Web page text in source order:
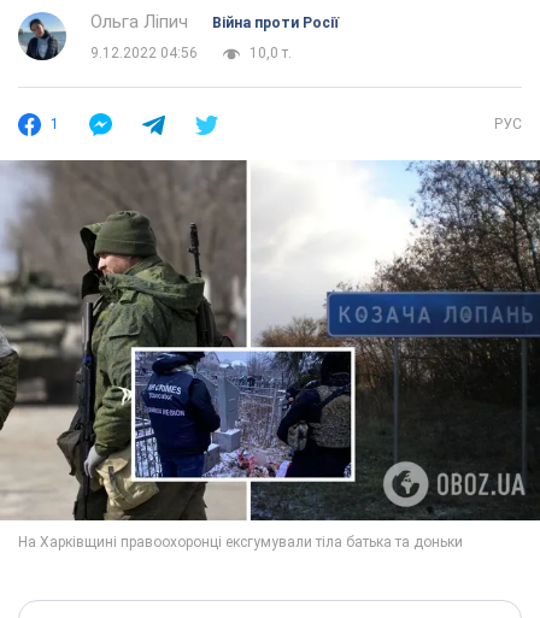
Ольга Ліпич
Війна проти Росії
9.12.2022 04:56
10,0 т.
1 РУС